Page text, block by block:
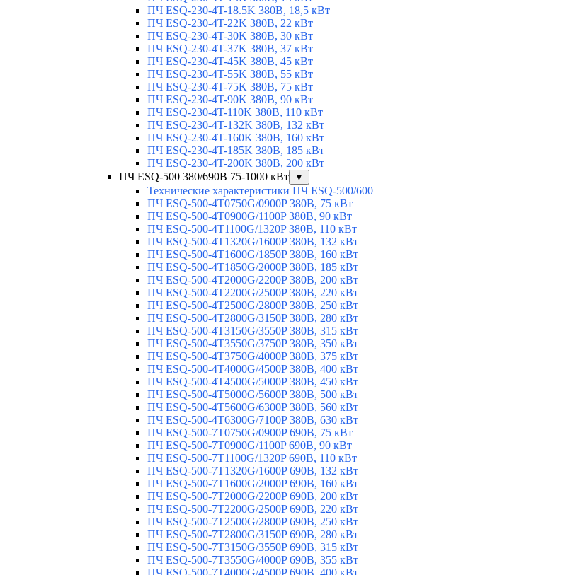
ПЧ ESQ-230-4T-18.5K 380В, 18,5 кВт
ПЧ ESQ-230-4T-22K 380В, 22 кВт
ПЧ ESQ-230-4T-30K 380В, 30 кВт
ПЧ ESQ-230-4T-37K 380В, 37 кВт
ПЧ ESQ-230-4T-45K 380В, 45 кВт
ПЧ ESQ-230-4T-55K 380В, 55 кВт
ПЧ ESQ-230-4T-75K 380В, 75 кВт
ПЧ ESQ-230-4T-90K 380В, 90 кВт
ПЧ ESQ-230-4T-110K 380В, 110 кВт
ПЧ ESQ-230-4T-132K 380В, 132 кВт
ПЧ ESQ-230-4T-160K 380В, 160 кВт
ПЧ ESQ-230-4T-185K 380В, 185 кВт
ПЧ ESQ-230-4T-200K 380В, 200 кВт
ПЧ ESQ-500 380/690В 75-1000 кВт
▼
Технические характеристики ПЧ ESQ-500/600
ПЧ ESQ-500-4T0750G/0900P 380В, 75 кВт
ПЧ ESQ-500-4T0900G/1100P 380В, 90 кВт
ПЧ ESQ-500-4T1100G/1320P 380В, 110 кВт
ПЧ ESQ-500-4T1320G/1600P 380В, 132 кВт
ПЧ ESQ-500-4T1600G/1850P 380В, 160 кВт
ПЧ ESQ-500-4T1850G/2000P 380В, 185 кВт
ПЧ ESQ-500-4T2000G/2200P 380В, 200 кВт
ПЧ ESQ-500-4T2200G/2500P 380В, 220 кВт
ПЧ ESQ-500-4T2500G/2800P 380В, 250 кВт
ПЧ ESQ-500-4T2800G/3150P 380В, 280 кВт
ПЧ ESQ-500-4T3150G/3550P 380В, 315 кВт
ПЧ ESQ-500-4T3550G/3750P 380В, 350 кВт
ПЧ ESQ-500-4T3750G/4000P 380В, 375 кВт
ПЧ ESQ-500-4T4000G/4500P 380В, 400 кВт
ПЧ ESQ-500-4T4500G/5000P 380В, 450 кВт
ПЧ ESQ-500-4T5000G/5600P 380В, 500 кВт
ПЧ ESQ-500-4T5600G/6300P 380В, 560 кВт
ПЧ ESQ-500-4T6300G/7100P 380В, 630 кВт
ПЧ ESQ-500-7T0750G/0900P 690В, 75 кВт
ПЧ ESQ-500-7T0900G/1100P 690В, 90 кВт
ПЧ ESQ-500-7T1100G/1320P 690В, 110 кВт
ПЧ ESQ-500-7T1320G/1600P 690В, 132 кВт
ПЧ ESQ-500-7T1600G/2000P 690В, 160 кВт
ПЧ ESQ-500-7T2000G/2200P 690В, 200 кВт
ПЧ ESQ-500-7T2200G/2500P 690В, 220 кВт
ПЧ ESQ-500-7T2500G/2800P 690В, 250 кВт
ПЧ ESQ-500-7T2800G/3150P 690В, 280 кВт
ПЧ ESQ-500-7T3150G/3550P 690В, 315 кВт
ПЧ ESQ-500-7T3550G/4000P 690В, 355 кВт